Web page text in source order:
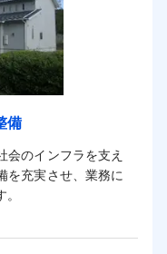
備
会のインフラを支え
を充実させ、業務に